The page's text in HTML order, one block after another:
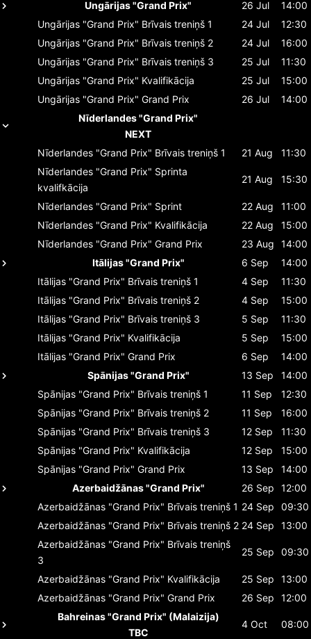
Ungārijas "Grand Prix" 26 Jul
14:00
Ungārijas "Grand Prix" Brīvais treniņš 1 24 Jul
12:30
Ungārijas "Grand Prix" Brīvais treniņš 2 24 Jul
16:00
Ungārijas "Grand Prix" Brīvais treniņš 3 25 Jul
11:30
Ungārijas "Grand Prix" Kvalifikācija 25 Jul
15:00
Ungārijas "Grand Prix" Grand Prix 26 Jul
14:00
Nīderlandes "Grand Prix"
NEXT
Nīderlandes "Grand Prix" Brīvais treniņš 1 21 Aug
11:30
Nīderlandes "Grand Prix" Sprinta
kvalifkācija
21 Aug 15:30
Nīderlandes "Grand Prix" Sprint 22 Aug
11:00
Nīderlandes "Grand Prix" Kvalifikācija 22 Aug
15:00
Nīderlandes "Grand Prix" Grand Prix 23 Aug
14:00
Itālijas "Grand Prix"
6 Sep
14:00
Itālijas "Grand Prix" Brīvais treniņš 1 4 Sep
11:30
Itālijas "Grand Prix" Brīvais treniņš 2 4 Sep
15:00
Itālijas "Grand Prix" Brīvais treniņš 3 5 Sep
11:30
Itālijas "Grand Prix" Kvalifikācija 5 Sep
15:00
Itālijas "Grand Prix" Grand Prix 6 Sep
14:00
Spānijas "Grand Prix"
13 Sep
14:00
Spānijas "Grand Prix" Brīvais treniņš 1 11 Sep
12:30
Spānijas "Grand Prix" Brīvais treniņš 2 11 Sep
16:00
Spānijas "Grand Prix" Brīvais treniņš 3 12 Sep
11:30
Spānijas "Grand Prix" Kvalifikācija 12 Sep
15:00
Spānijas "Grand Prix" Grand Prix 13 Sep
14:00
Azerbaidžānas "Grand Prix"
26 Sep
12:00
Azerbaidžānas "Grand Prix" Brīvais treniņš 1 24 Sep
09:30
Azerbaidžānas "Grand Prix" Brīvais treniņš 2 24 Sep
13:00
Azerbaidžānas "Grand Prix" Brīvais treniņš
3
25 Sep 09:30
Azerbaidžānas "Grand Prix" Kvalifikācija 25 Sep
13:00
Azerbaidžānas "Grand Prix" Grand Prix 26 Sep
12:00
Bahreinas "Grand Prix" (Malaizija)
TBC
4 Oct 08:00